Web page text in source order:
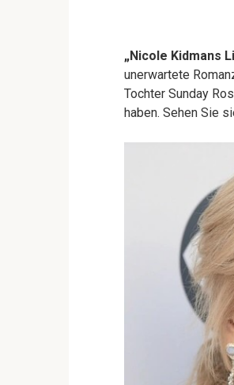
„Nicole Kidmans
unerwartete
Tochter Sunday
haben. Sehen Sie